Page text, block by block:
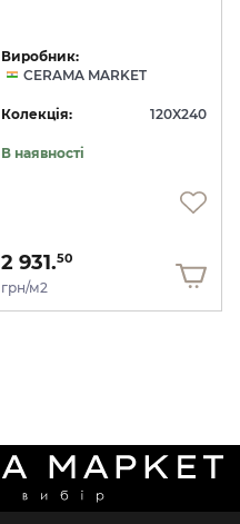
Виробник:
CERAMA MARKET
Колекція: 120X240
В наявності
2 931.50
грн/м2